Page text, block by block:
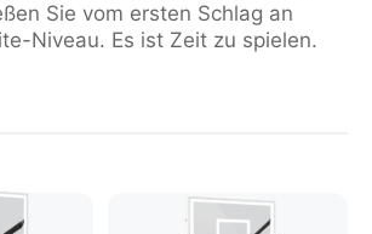
Sie vom ersten Schlag an
Niveau. Es ist Zeit zu spielen.